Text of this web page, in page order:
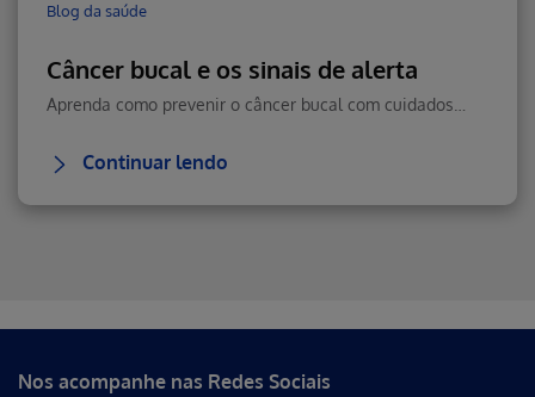
Blog da saúde
Câncer bucal e os sinais de alerta
Continuar lendo
Nos acompanhe nas Redes Sociais